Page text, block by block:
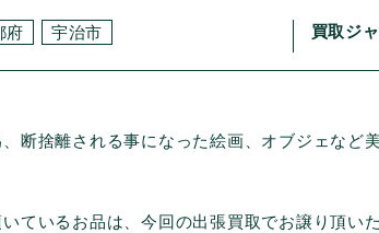
府 宇治市 買取ジ
断捨離される事になった絵画、オブジェなど
ているお品は、今回の出張買取でお譲り頂い